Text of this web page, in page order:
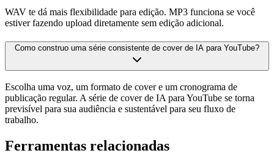
WAV te dá mais flexibilidade para edição. MP3 funciona se você
estiver fazendo upload diretamente sem edição adicional.
Como construo uma série consistente de cover de IA para YouTube?
Escolha uma voz, um formato de cover e um cronograma de
publicação regular. A série de cover de IA para YouTube se torna
previsível para sua audiência e sustentável para seu fluxo de
trabalho.
Ferramentas relacionadas